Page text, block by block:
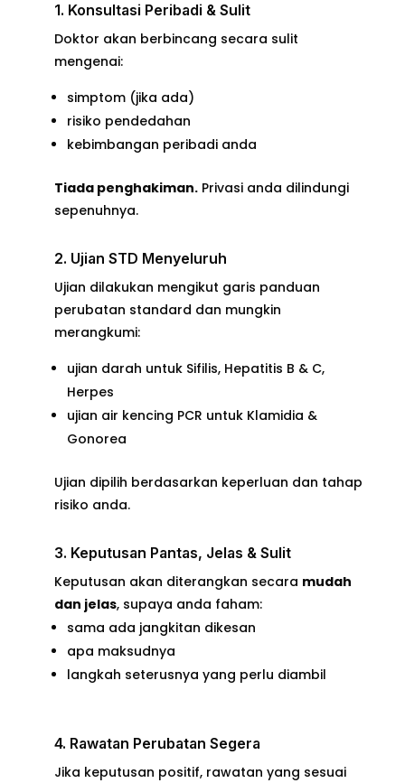
1. Konsultasi Peribadi & Sulit
Doktor akan berbincang secara sulit
mengenai:
simptom (jika ada)
risiko pendedahan
kebimbangan peribadi anda
Tiada penghakiman.Privasi anda dilindungi
sepenuhnya.
2. Ujian STD Menyeluruh
Ujian dilakukan mengikut garis panduan
perubatan standard dan mungkin
merangkumi:
ujian darah untuk Sifilis, Hepatitis B & C,
Herpes
ujian air kencing PCR untuk Klamidia &
Gonorea
Ujian dipilih berdasarkan keperluan dan tahap
risiko anda.
3. Keputusan Pantas, Jelas & Sulit
Keputusan akan diterangkan secara mudah
dan jelas, supaya anda faham:
sama ada jangkitan dikesan
apa maksudnya
langkah seterusnya yang perlu diambil
4. Rawatan Perubatan Segera
Jika keputusan positif, rawatan yang sesuai